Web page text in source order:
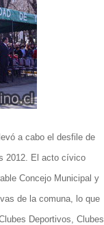
a cabo el desfile de
2012. El acto cívico
Concejo Municipal y
de la comuna, lo que
Deportivos, Clubes